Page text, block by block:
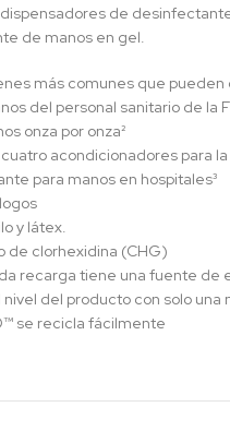
de
de manos en gel.
más comunes que
del personal sanitario de la
onza por onza²
acondicionadores para
para manos en hospitales³
y látex.
de clorhexidina (CHG)
recarga tiene una fuente
del producto con solo una
se recicla fácilmente